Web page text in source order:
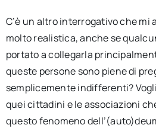
C’è un altro interrogativo che mi
molto realistica, anche se
portato a collegarla
queste persone sono piene di
semplicemente indifferenti?
quei cittadini e le associazioni
questo fenomeno